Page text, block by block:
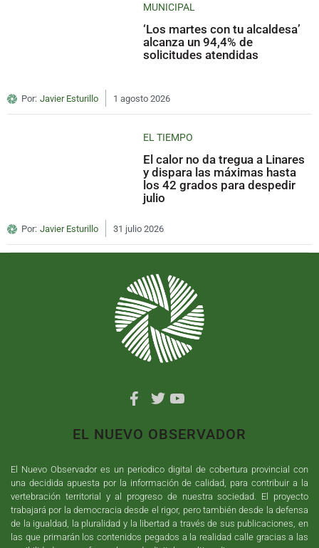
MUNICIPAL
‘Los martes con tu alcaldesa’
alcanza un 94,4% de
solicitudes atendidas
Por: Javier Esturillo 1 agosto 2026
EL TIEMPO
El calor no da tregua a Linares
y dispara las máximas hasta
los 42 grados para despedir
julio
Por: Javier Esturillo 31 julio 2026
EL NUEVO OBSERVADOR
El Nuevo Observador es un periodico digital de cobertura provincial con
una decidida apuesta por la información de calidad, para contribuir a la
vertebración territorial y al progreso de nuestra sociedad. El proyecto
trabajará por la democracia desde el rigor, pero también desde la defensa
de la igualdad, la pluralidad y la libertad a través de sus publicaciones, en
las que primarán los contenidos pegados a la realidad calle gracias a las